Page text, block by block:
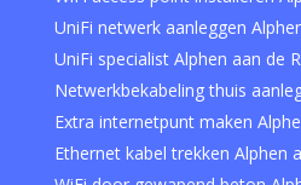
UniFi netwerk aanleggen
UniFi specialist Alphen aan de
Netwerkbekabeling thuis
Extra internetpunt maken
Ethernet kabel trekken Alphen